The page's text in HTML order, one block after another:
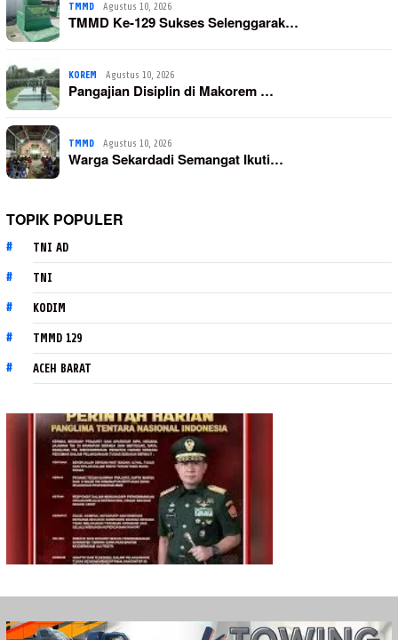
TMMD Agustus 10, 2026
TMMD Ke-129 Sukses Selenggarak…
KOREM Agustus 10, 2026
Pangajian Disiplin di Makorem …
TMMD Agustus 10, 2026
Warga Sekardadi Semangat Ikuti…
TOPIK POPULER
TNI AD
TNI
KODIM
TMMD 129
ACEH BARAT